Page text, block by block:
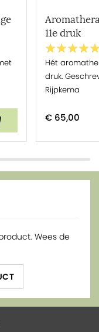
11e druk
Hét
druk.
Rijpkema
€ 65,00
Wees de